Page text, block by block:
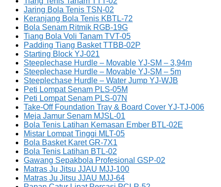
Jaring Bola Tenis TSN-02
Keranjang Bola Tenis KBTL-72
Bola Senam Ritmik RGB-19G
Tiang Bola Voli Tanam TVT-05
Padding Tiang Basket TTBB-02P
Starting Block YJ-021
Steeplechase Hurdle – Movable YJ-SM – 3,94m
Steeplechase Hurdle – Movable YJ-SM – 5m
Steeplechase Hurdle – Water Jump YJ-WJB
Peti Lompat Senam PLS-05M
Peti Lompat Senam PLS-07N
Take-Off Foundation Tray & Board Cover YJ-TJ-006
Meja Jamur Senam MJSL-01
Bola Tenis Latihan Kemasan Ember BTL-02E
Mistar Lompat Tinggi MLT-05
Bola Basket Karet GR-7X1
Bola Tenis Latihan BTL-02
Gawang Sepakbola Profesional GSP-02
Matras Ju Jitsu JJAU MJJ-100
Matras Ju Jitsu JJAU MJJ-64